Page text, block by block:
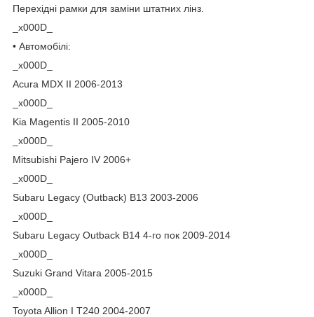
Перехідні рамки для заміни штатних лінз.
_x000D_
• Автомобілі:
_x000D_
Acura MDX II 2006-2013
_x000D_
Kia Magentis II 2005-2010
_x000D_
Mitsubishi Pajero IV 2006+
_x000D_
Subaru Legacy (Outback) B13 2003-2006
_x000D_
Subaru Legacy Outback B14 4-го пок 2009-2014
_x000D_
Suzuki Grand Vitara 2005-2015
_x000D_
Toyota Allion I T240 2004-2007